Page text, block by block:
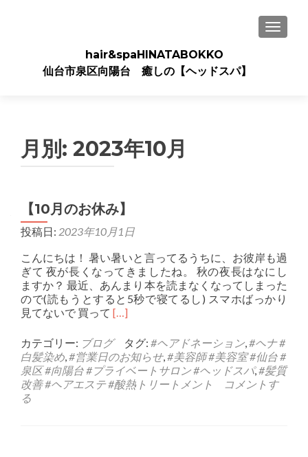
ナビゲ
hair&spaHINATABOKKO
仙台市泉区向陽台 癒しの【ヘッドスパ】
月別: 2023年10月
【10月のお休み】
投稿日: 2023年10月1日
こんにちは！ 暑い暑いと言ってるうちに、お彼岸も過
ぎて 夜が長くなってきましたね。 秋の夜長はなにし
ますか？ 最近、あんまり本を読まなくなってしまった
ので(読もうとすると5秒で寝てるし) スマホばっかり
見てないで 買って Read
about
【10
月
の
お
[…]
カテゴリー: ブログ タグ: #ヘアドネーション,#ヘナ #
白髪染め,#営業日のお知らせ,#美容師 #美容室 #仙台 #
泉区 #向陽台 #プライベートサロン #ヘッドスパ,#髪質
改善 #ヘアエステ #酸熱トリートメント
コメントす
る